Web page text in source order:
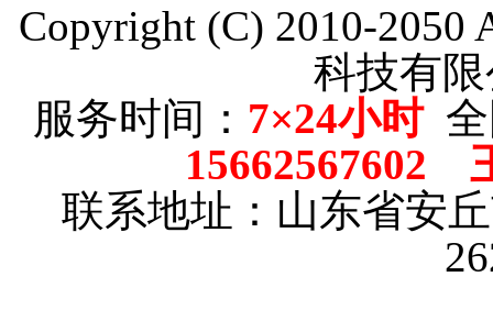
Copyright (C) 2010-2050
科技有
服务时间： 7×24小时全
15662567602
联系地址：山东省安